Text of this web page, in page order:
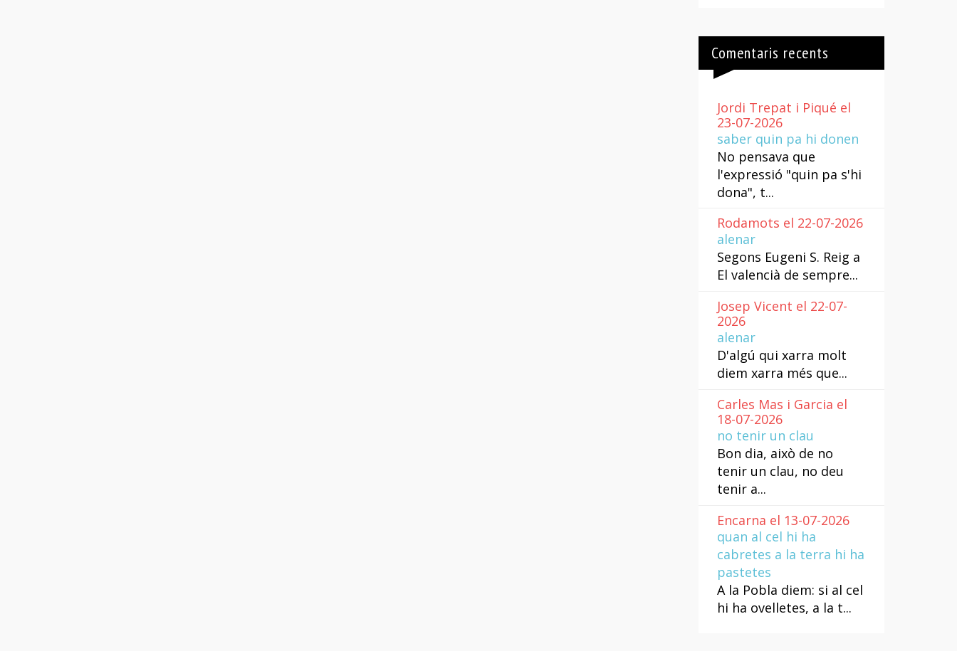
Comentaris recents
Jordi Trepat i Piqué el
23-07-2026
saber quin pa hi donen
No pensava que
l'expressió "quin pa s'hi
dona", t...
Rodamots el 22-07-2026
alenar
Segons Eugeni S. Reig a
El valencià de sempre...
Josep Vicent el 22-07-
2026
alenar
D'algú qui xarra molt
diem xarra més que...
Carles Mas i Garcia el
18-07-2026
no tenir un clau
Bon dia, això de no
tenir un clau, no deu
tenir a...
Encarna el 13-07-2026
quan al cel hi ha
cabretes a la terra hi ha
pastetes
A la Pobla diem: si al cel
hi ha ovelletes, a la t...